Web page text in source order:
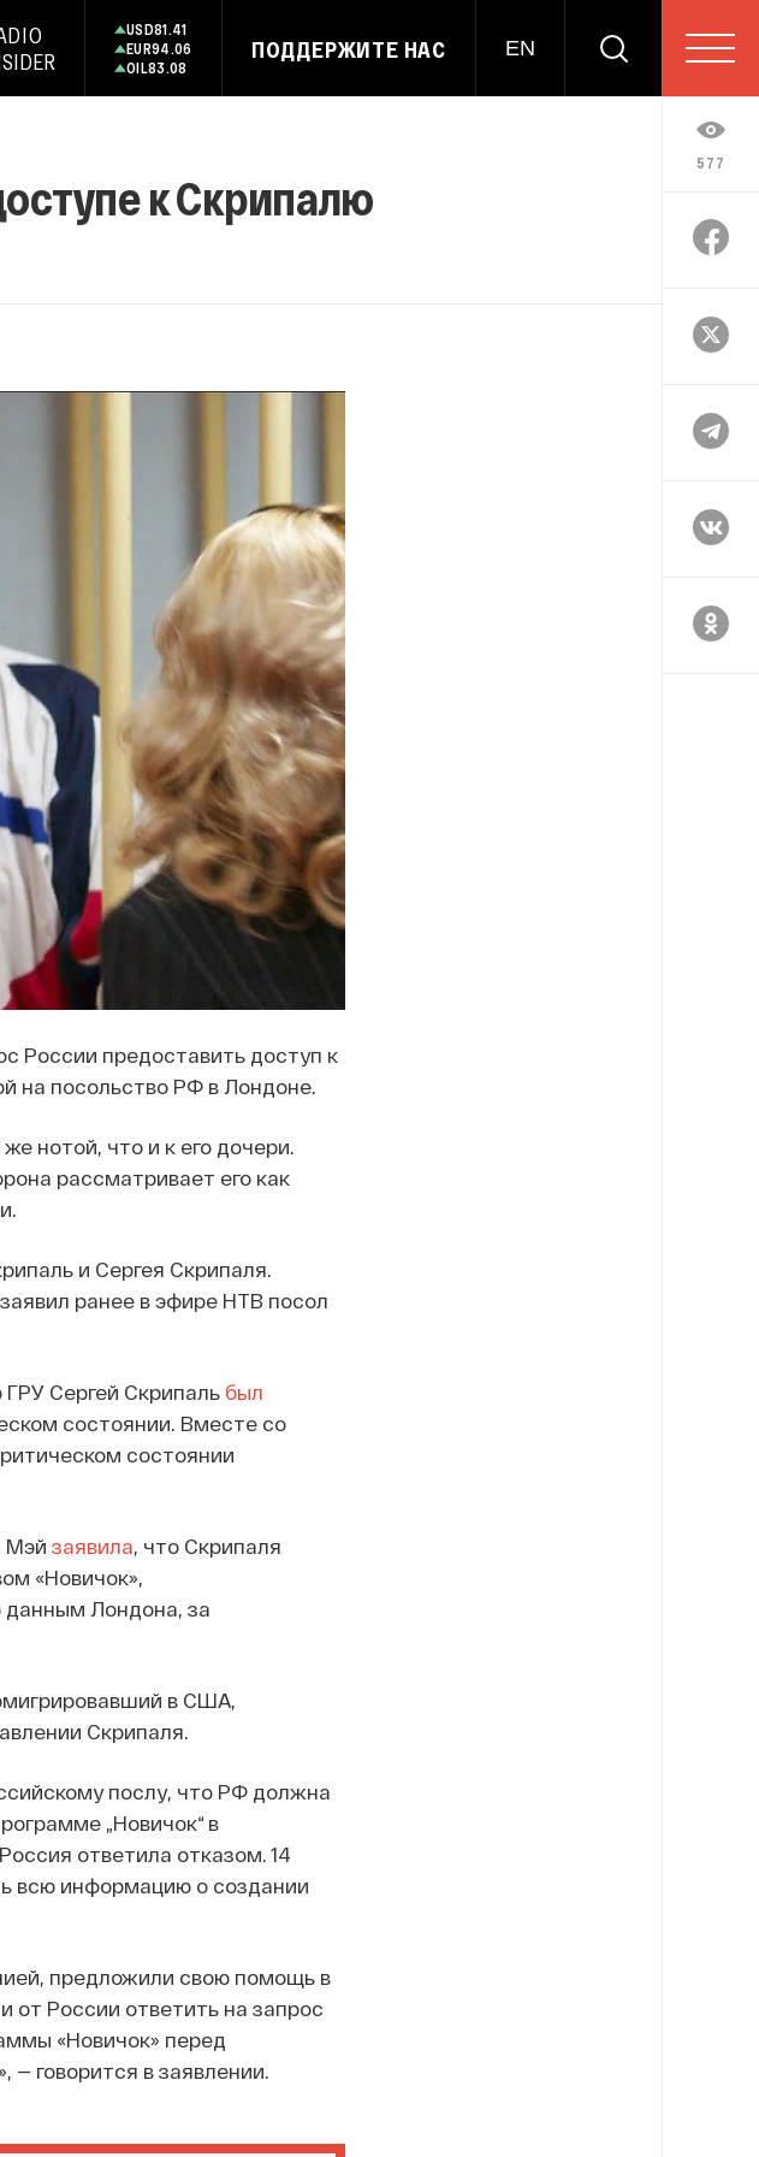
USD81.41
EUR94.06
OIL83.08
ПОДДЕРЖИТЕ НАС EN
577
к Скрипалю
России предоставить доступ к
на посольство РФ в Лондоне.
нотой, что и к его дочери.
рассматривает его как
и Сергея Скрипаля.
ранее в эфире НТВ посол
Сергей Скрипальбыл
состоянии. Вместе со
состоянии
Мэй заявила , что Скрипаля
«Новичок»,
данным Лондона, за
в США,
Скрипаля.
послу, что РФ должна
„Новичок“ в
ответила отказом. 14
всю информацию о создании
предложили свою помощь в
от России ответить на запрос
«Новичок» перед
говорится в заявлении.